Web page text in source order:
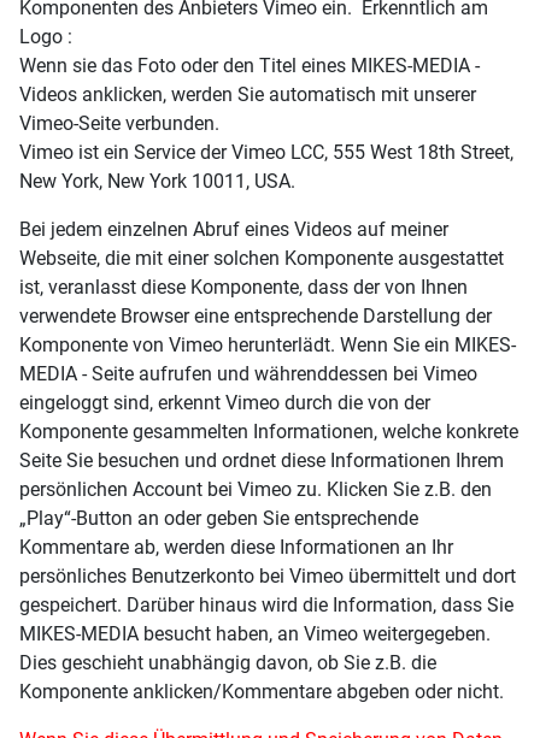
Komponenten des Anbieters Vimeo ein. Erkenntlich am
Logo :
Wenn sie das Foto oder den Titel eines MIKES-MEDIA -
Videos anklicken, werden Sie automatisch mit unserer
Vimeo-Seite verbunden.
Vimeo ist ein Service der Vimeo LCC, 555 West 18th Street,
New York, New York 10011, USA.
Bei jedem einzelnen Abruf eines Videos auf meiner
Webseite, die mit einer solchen Komponente ausgestattet
ist, veranlasst diese Komponente, dass der von Ihnen
verwendete Browser eine entsprechende Darstellung der
Komponente von Vimeo herunterlädt. Wenn Sie ein MIKES-
MEDIA - Seite aufrufen und währenddessen bei Vimeo
eingeloggt sind, erkennt Vimeo durch die von der
Komponente gesammelten Informationen, welche konkrete
Seite Sie besuchen und ordnet diese Informationen Ihrem
persönlichen Account bei Vimeo zu. Klicken Sie z.B. den
„Play“-Button an oder geben Sie entsprechende
Kommentare ab, werden diese Informationen an Ihr
persönliches Benutzerkonto bei Vimeo übermittelt und dort
gespeichert. Darüber hinaus wird die Information, dass Sie
MIKES-MEDIA besucht haben, an Vimeo weitergegeben.
Dies geschieht unabhängig davon, ob Sie z.B. die
Komponente anklicken/Kommentare abgeben oder nicht.